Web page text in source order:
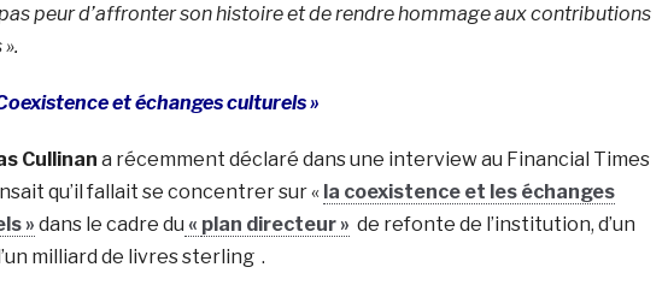
pas peur d’affronter son histoire et de rendre hommage aux contributions
et échanges culturels »
Cullinan a récemment déclaré dans une interview au Financial Times
qu’il fallait se concentrer sur « la coexistence et les échanges
» dans le cadre du « plan directeur » de refonte de l’institution, d’un
milliard de livres sterling .